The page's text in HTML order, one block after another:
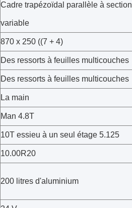
Cadre trapézoïdal parallèle à section
variable
870 x 250 ((7 + 4)
Des ressorts à feuilles multicouches
Des ressorts à feuilles multicouches
La main
Man 4.8T
10T essieu à un seul étage 5.125
10.00R20
200 litres d'aluminium